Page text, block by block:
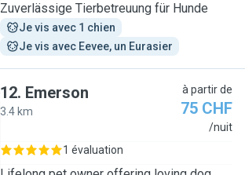
Zuverlässige Tierbetreuung für Hunde
Je vis avec 1 chien
Je vis avec Eevee, un Eurasier
12. Emerson
3.4 km
à partir de
75 CHF
/nuit
1 évaluation